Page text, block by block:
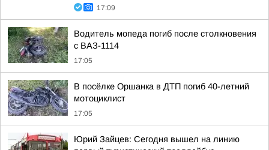
17:09
Водитель мопеда погиб после столкновения
с ВАЗ-1114
17:05
В посёлке Оршанка в ДТП погиб 40-летний
мотоциклист
17:05
Юрий Зайцев: Сегодня вышел на линию